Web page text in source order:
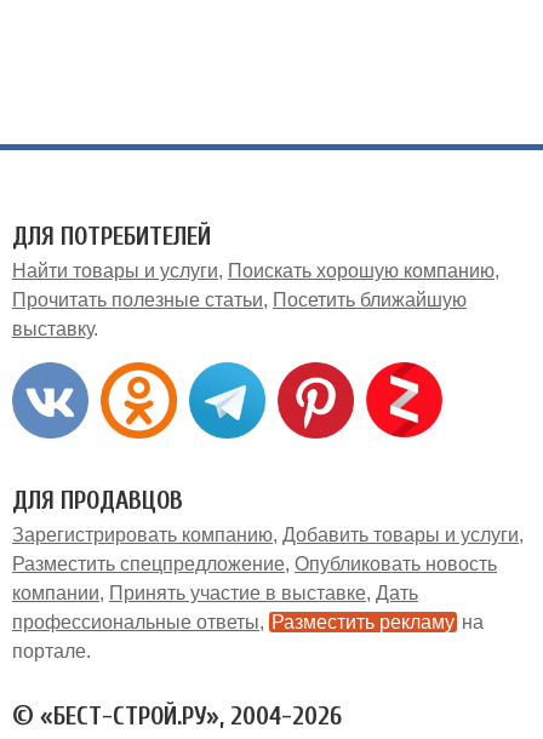
ДЛЯ ПОТРЕБИТЕЛЕЙ
Найти товары и услуги
Поискать хорошую компанию
Прочитать полезные статьи
Посетить ближайшую
выставку
ДЛЯ ПРОДАВЦОВ
Зарегистрировать компанию Добавить товары и услуги
Разместить спецпредложение Опубликовать новость
компании
Принять участие в выставке Дать
профессиональные ответы
Разместить рекламу на
портале
© «БЕСТ-СТРОЙ.РУ», 2004-2026